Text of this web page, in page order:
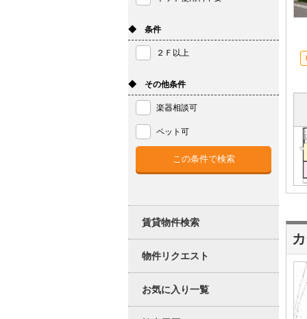
◆ 条件
２Ｆ以上
◆ その他条件
楽器相談可
ペット可
賃貸物件検索
物件リクエスト
お気に入り一覧